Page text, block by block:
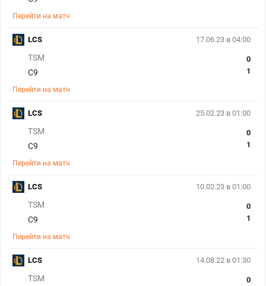
Перейти на матч
17.06.23 в 04:00
TSM
C9
0
1
Перейти на матч
LCS
25.02.23 в 01:00
TSM
C9
0
1
Перейти на матч
LCS
10.02.23 в 01:00
TSM
C9
0
1
Перейти на матч
LCS
14.08.22 в 01:30
TSM
0
LCS